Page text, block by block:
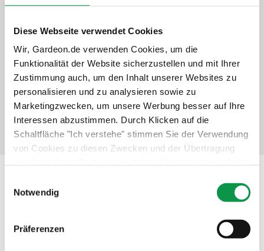
Diese Webseite verwendet Cookies
Wir, Gardeon.de verwenden Cookies, um die
Funktionalität der Website sicherzustellen und mit Ihrer
Zustimmung auch, um den Inhalt unserer Websites zu
personalisieren und zu analysieren sowie zu
Marketingzwecken, um unsere Werbung besser auf Ihre
Interessen abzustimmen. Durch Klicken auf die
Schaltfläche "Ich verstehe" stimmen Sie der Verwendung
von Cookies zu diesen Zwecken und der Übertragung
Werbung in sozialen Netzwerken und Werbenetzwerken
auf anderen Websites zu. Diese Zustimmung ist freiwillig
Informationen zu den verwendeten Cookies, zu Ihren
Notwendig
Präferenzen
Schneller und professioneller Service
Langfristiger Schutz der Investition
+642,-
Details anzeigen Verbindlich auswählen
Beschreibung